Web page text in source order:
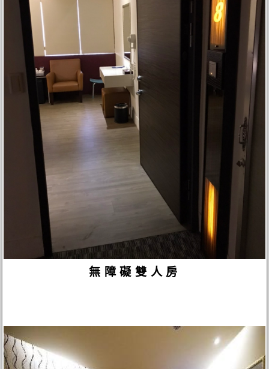
無障礙雙人房